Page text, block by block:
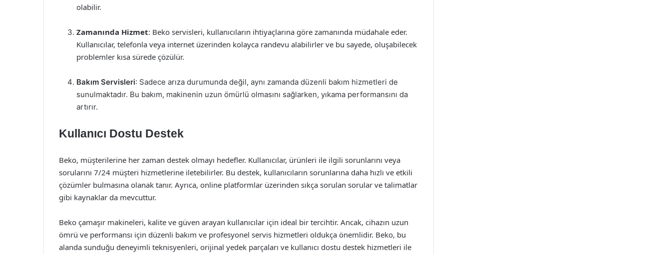
olabilir.
Zamanında Hizmet: Beko servisleri, kullanıcıların ihtiyaçlarına göre zamanında müdahale eder.
Kullanıcılar, telefonla veya internet üzerinden kolayca randevu alabilirler ve bu sayede, oluşabilecek
problemler kısa sürede çözülür.
Bakım Servisleri: Sadece arıza durumunda değil, aynı zamanda düzenli bakım hizmetleri de
sunulmaktadır. Bu bakım, makinenin uzun ömürlü olmasını sağlarken, yıkama performansını da
artırır.
Kullanıcı Dostu Destek
Beko, müşterilerine her zaman destek olmayı hedefler. Kullanıcılar, ürünleri ile ilgili sorunlarını veya
sorularını 7/24 müşteri hizmetlerine iletebilirler. Bu destek, kullanıcıların sorunlarına daha hızlı ve etkili
çözümler bulmasına olanak tanır. Ayrıca, online platformlar üzerinden sıkça sorulan sorular ve talimatlar
gibi kaynaklar da mevcuttur.
Beko çamaşır makineleri, kalite ve güven arayan kullanıcılar için ideal bir tercihtir. Ancak, cihazın uzun
ömrü ve performansı için düzenli bakım ve profesyonel servis hizmetleri oldukça önemlidir. Beko, bu
alanda sunduğu deneyimli teknisyenleri, orijinal yedek parçaları ve kullanıcı dostu destek hizmetleri ile